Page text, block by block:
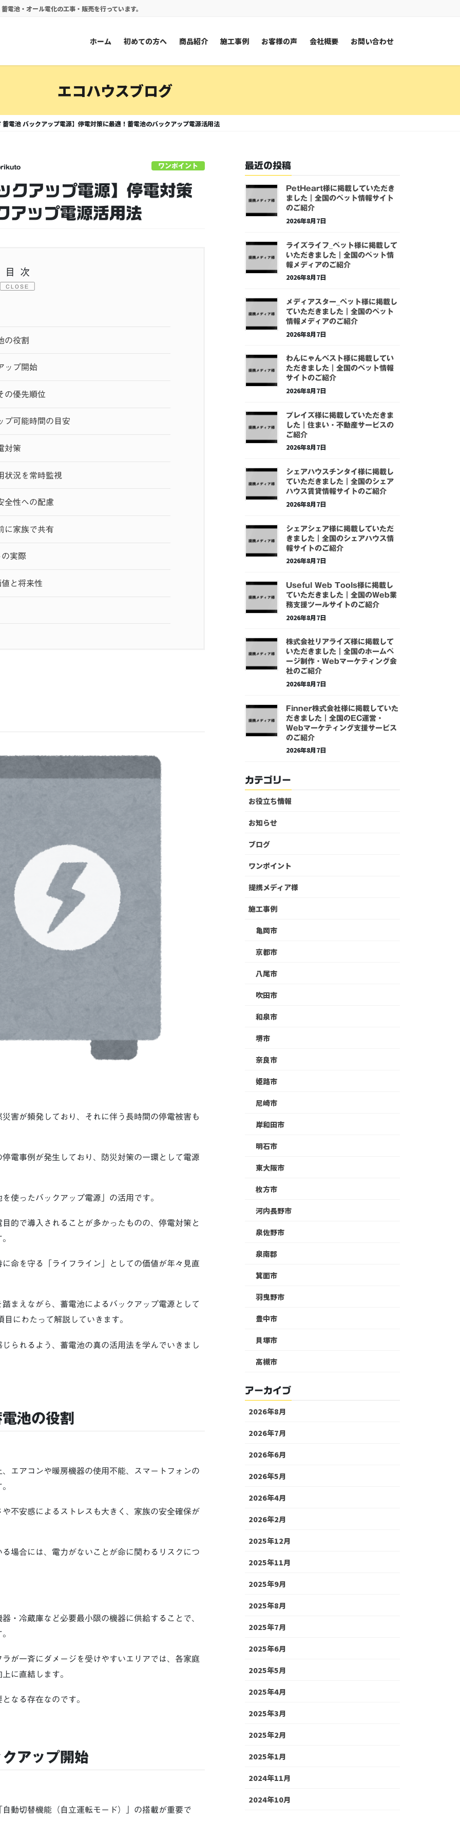
電池・オール電化の工事・販売を行っています。
ホーム 初めての方へ 商品紹介 施工事例 お客様の声 会社概要 お問い合わせ
エコハウスブログ
蓄電池 バックアップ電源】停電対策に最適！蓄電池のバックアップ電源活用法
ワンポイント
クアップ電源】停電対策
アップ電源活用法
目次
CLOSE
の役割
ップ開始
の優先順位
プ可能時間の目安
対策
状況を常時監視
全性への配慮
に家族で共有
実際
と将来性
害が頻発しており、それに伴う長時間の停電被害も
電事例が発生しており、防災対策の一環として電源
使ったバックアップ電源」の活用です。
的で導入されることが多かったものの、停電対策と
命を守る「ライフライン」としての価値が年々見直
まえながら、蓄電池によるバックアップ電源として
にわたって解説していきます。
られるよう、蓄電池の真の活用法を学んでいきまし
池の役割
エアコンや暖房機器の使用不能、スマートフォンの
不安感によるストレスも大きく、家族の安全確保が
場合には、電力がないことが命に関わるリスクにつ
・冷蔵庫など必要最小限の機器に供給することで、
が一斉にダメージを受けやすいエリアでは、各家庭
に直結します。
なる存在なのです。
アップ開始
動切替機能（自立運転モード）」の搭載が重要で
最近の投稿
PetHeart様に掲載していただき
ました｜全国のペット情報サイト
のご紹介
2026年8月7日
ライズライフ_ペット様に掲載して
いただきました｜全国のペット情
報メディアのご紹介
2026年8月7日
メディアスター_ペット様に掲載し
ていただきました｜全国のペット
情報メディアのご紹介
2026年8月7日
わんにゃんベスト様に掲載してい
ただきました｜全国のペット情報
サイトのご紹介
2026年8月7日
プレイズ様に掲載していただきま
した｜住まい・不動産サービスの
ご紹介
2026年8月7日
シェアハウスチンタイ様に掲載し
ていただきました｜全国のシェア
ハウス賃貸情報サイトのご紹介
2026年8月7日
シェアシェア様に掲載していただ
きました｜全国のシェアハウス情
報サイトのご紹介
2026年8月7日
Useful Web Tools様に掲載し
ていただきました｜全国のWeb業
務支援ツールサイトのご紹介
2026年8月7日
株式会社リアライズ様に掲載して
いただきました｜全国のホームペ
ージ制作・Webマーケティング会
社のご紹介
2026年8月7日
Finner株式会社様に掲載していた
だきました｜全国のEC運営・
Webマーケティング支援サービス
のご紹介
2026年8月7日
カテゴリー
お役立ち情報
お知らせ
ブログ
ワンポイント
提携メディア様
施工事例
亀岡市
京都市
八尾市
吹田市
和泉市
堺市
奈良市
姫路市
尼崎市
岸和田市
明石市
東大阪市
枚方市
河内長野市
泉佐野市
泉南郡
箕面市
羽曳野市
豊中市
貝塚市
高槻市
アーカイブ
2026年8月
2026年7月
2026年6月
2026年5月
2026年4月
2026年2月
2025年12月
2025年11月
2025年9月
2025年8月
2025年7月
2025年6月
2025年5月
2025年4月
2025年3月
2025年2月
2025年1月
2024年11月
2024年10月